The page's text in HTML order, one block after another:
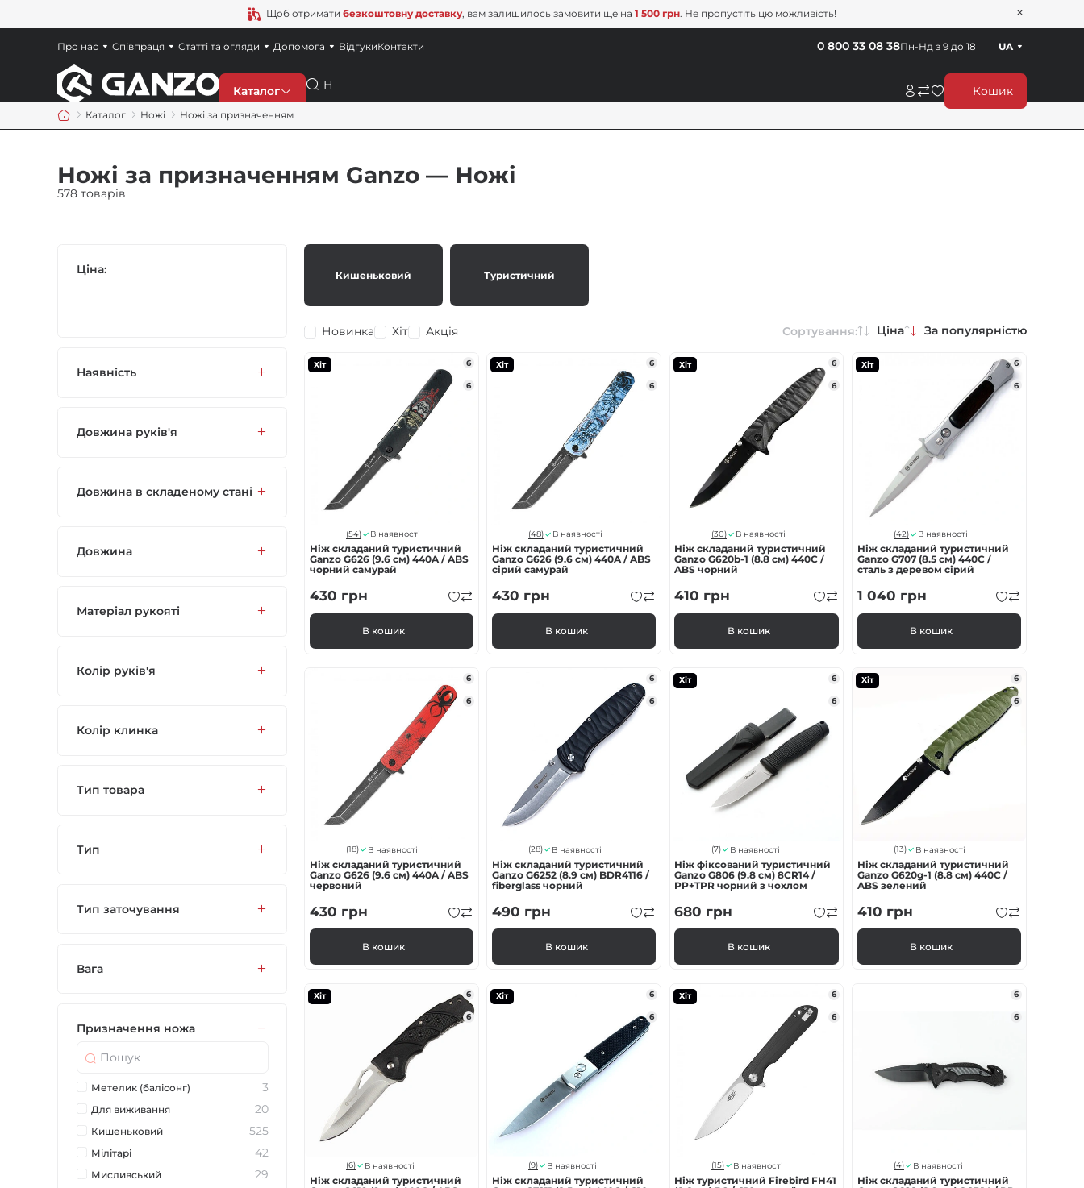
Щоб отримати безкоштовну доставку, вам залишилось замовити ще на 1 500 грн. Не пропустіть цю можливість!
Каталог
Мультитули
Газові пальники
Для захисників
Пошук Кошик
Пн-Нд з 9 до 18
0 800 33 08 38 UA
Про нас Співпраця Статті та огляди Допомога ВідгукиКонтакти
Каталог Ножі Ножі за призначенням
Ножі за призначенням Ganzo — Ножі
578 товарів
Кишеньковий Туристичний
Сортування: Ціна За популярністю
Новинка Хіт Акція
Хіт 6
6
(54) В наявності
Ніж складаний туристичний
Ganzo G626 (9.6 см) 440A / ABS
чорний самурай
430 грн
В кошик
Хіт 6
6
(48) В наявності
Ніж складаний туристичний
Ganzo G626 (9.6 см) 440A / ABS
сірий самурай
430 грн
В кошик
Хіт 6
6
(30) В наявності
Ніж складаний туристичний
Ganzo G620b-1 (8.8 см) 440C /
ABS чорний
410 грн
В кошик
Хіт 6
6
(42) В наявності
Ніж складаний туристичний
Ganzo G707 (8.5 см) 440C /
сталь з деревом сірий
1 040 грн
В кошик
6
6
(18) В наявності
Ніж складаний туристичний
Ganzo G626 (9.6 см) 440A / ABS
червоний
430 грн
В кошик
6
6
(28) В наявності
Ніж складаний туристичний
Ganzo G6252 (8.9 см) BDR4116 /
fiberglass чорний
490 грн
В кошик
Хіт 6
6
(7) В наявності
Ніж фіксований туристичний
Ganzo G806 (9.8 см) 8CR14 /
PP+TPR чорний з чохлом
680 грн
В кошик
Хіт 6
6
(13) В наявності
Ніж складаний туристичний
Ganzo G620g-1 (8.8 см) 440C /
ABS зелений
410 грн
В кошик
Хіт 6
6
(6) В наявності
Ніж складаний туристичний
Хіт 6
6
(9) В наявності
Ніж складаний туристичний
Хіт 6
6
(15) В наявності
Ніж туристичний Firebird FH41
6
6
(4) В наявності
Ніж складаний туристичний
Ціна:
Наявність
Довжина руків'я
Довжина в складеному стані
Довжина
Матеріал рукояті
Колір руків'я
Колір клинка
Тип товара
Тип
Тип заточування
Вага
Призначення ножа
Метелик (балісонг) 3
Для виживання 20
Кишеньковий 525
Мілітарі 42
Мисливський 29